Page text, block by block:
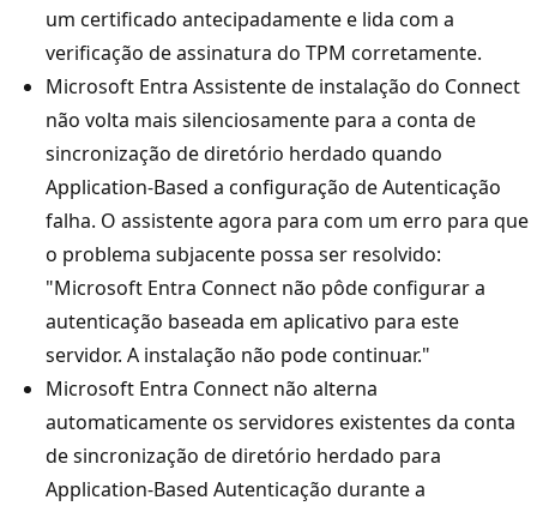
um certificado antecipadamente e lida com a
verificação de assinatura do TPM corretamente.
Microsoft Entra Assistente de instalação do Connect
não volta mais silenciosamente para a conta de
sincronização de diretório herdado quando
Application-Based a configuração de Autenticação
falha. O assistente agora para com um erro para que
o problema subjacente possa ser resolvido:
"Microsoft Entra Connect não pôde configurar a
autenticação baseada em aplicativo para este
servidor. A instalação não pode continuar."
Microsoft Entra Connect não alterna
automaticamente os servidores existentes da conta
de sincronização de diretório herdado para
Application-Based Autenticação durante a